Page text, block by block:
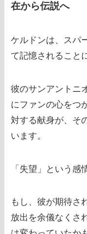
在から伝説へ
ケルドンは、スパ
て記憶されること
彼のサンアントニ
にファンの心をつ
対する献身が、そ
います。
「失望」という感
もし、彼が期待さ
放出を余儀なくさ